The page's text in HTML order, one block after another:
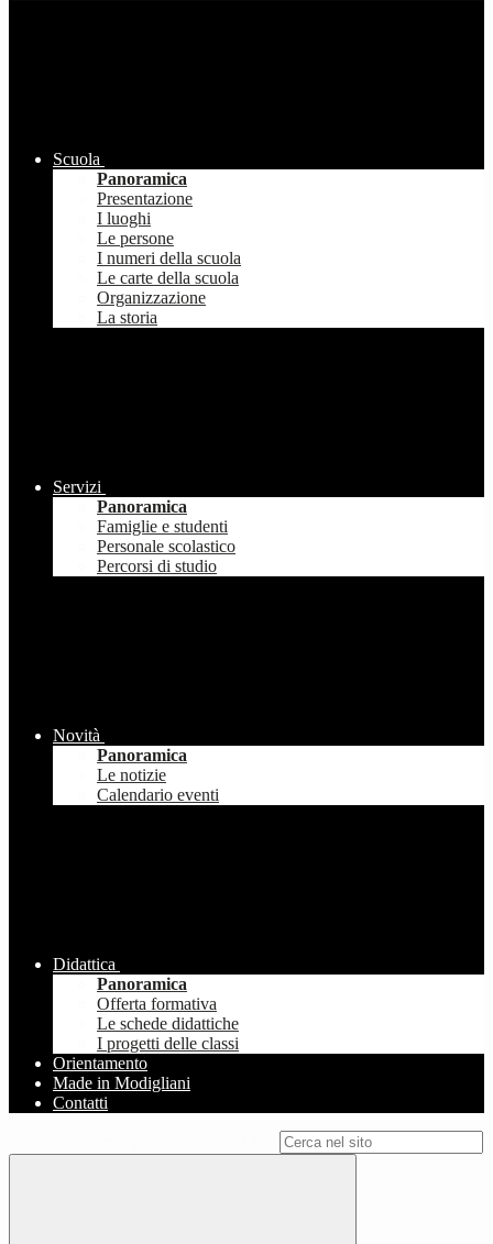
Scuola
Panoramica
Presentazione
I luoghi
Le persone
I numeri della scuola
Le carte della scuola
Organizzazione
La storia
Servizi
Panoramica
Famiglie e studenti
Personale scolastico
Percorsi di studio
Novità
Panoramica
Le notizie
Calendario eventi
Didattica
Panoramica
Offerta formativa
Le schede didattiche
I progetti delle classi
Orientamento
Made in Modigliani
Contatti